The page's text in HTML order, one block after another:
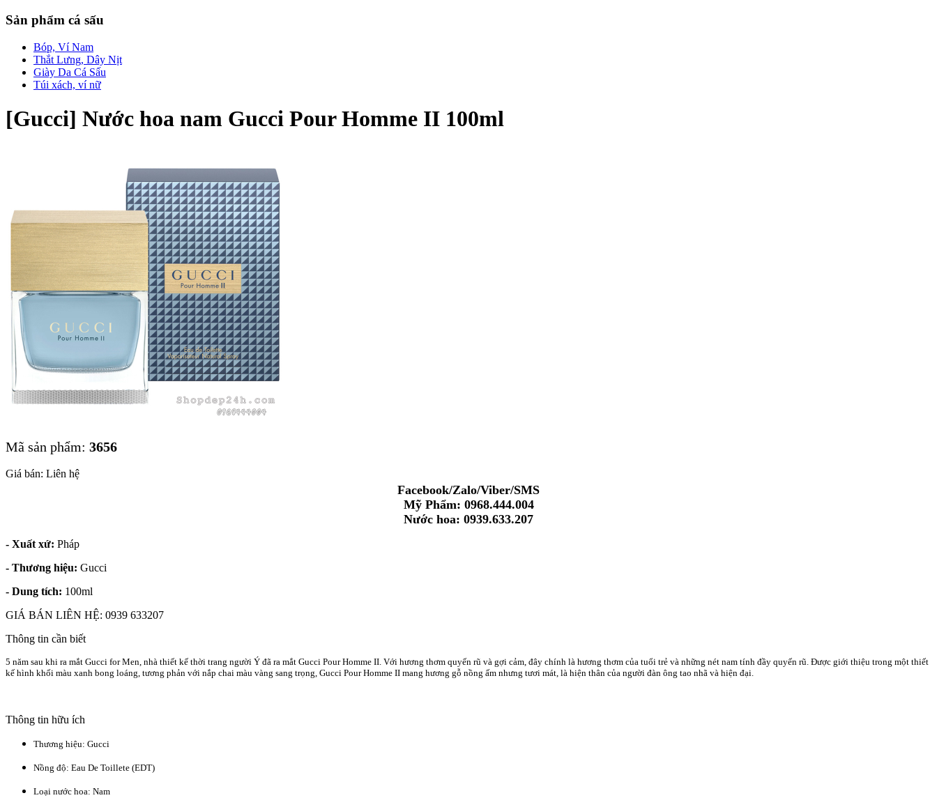
Sản phẩm cá sấu
Bóp, Ví Nam
Thắt Lưng, Dây Nịt
Giày Da Cá Sấu
Túi xách, ví nữ
[Gucci] Nước hoa nam Gucci Pour Homme II 100ml
Mã sản phẩm: 3656
Giá bán: Liên hệ
Facebook/Zalo/Viber/SMS
Mỹ Phẩm: 0968.444.004
Nước hoa: 0939.633.207
- Xuất xứ: Pháp
- Thương hiệu: Gucci
- Dung tích: 100ml
GIÁ BÁN LIÊN HỆ: 0939 633207
Thông tin cần biết
5 năm sau khi ra mắt Gucci for Men, nhà thiết kế thời trang người Ý đã ra mắt Gucci Pour Homme II. Với hương thơm quyến rũ và gợi cảm, đây chính là hương thơm của tuổi trẻ và những nét nam tính đầy quyến rũ. Được giới thiệu trong một thiết
kế hình khối màu xanh bong loáng, tương phản với nắp chai màu vàng sang trọng, Gucci Pour Homme II mang hương gỗ nồng ấm nhưng tươi mát, là hiện thân của người đàn ông tao nhã và hiện đại.
Thông tin hữu ích
Thương hiệu: Gucci
Nồng độ: Eau De Toillete (EDT)
Loại nước hoa: Nam